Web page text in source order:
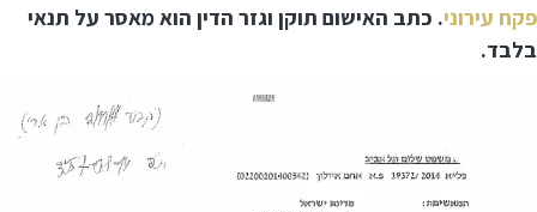
פקח עירוני. כתב האישום תוקן וגזר הדין הוא מאסר על תנאי
בלבד.